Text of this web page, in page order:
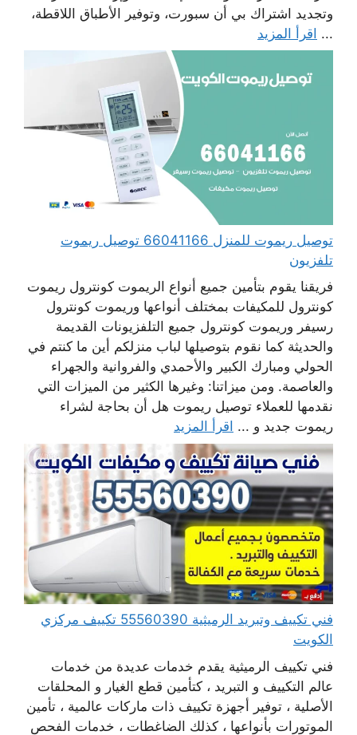
وتجديد اشتراك بي أن سبورت، وتوفير الأطباق اللاقطة،
... اقرأ المزيد
توصيل ريموت للمنزل 66041166 توصيل ريموت
تلفزيون
فريقنا يقوم بتأمين جميع أنواع الريموت كونترول ريموت
كونترول للمكيفات بمختلف أنواعها وريموت كونترول
رسيفر وريموت كونترول جميع التلفزيونات القديمة
والحديثة كما نقوم بتوصيلها لباب منزلكم أين ما كنتم في
الحولي ومبارك الكبير والأحمدي والفروانية والجهراء
والعاصمة. ومن ميزاتنا: وغيرها الكثير من الميزات التي
نقدمها للعملاء توصيل ريموت هل أن بحاجة لشراء
ريموت جديد و ... اقرأ المزيد
فني تكييف وتبريد الرميثية 55560390 تكييف مركزي
الكويت
فني تكييف الرميثية يقدم خدمات عديدة من خدمات
عالم التكييف و التبريد ، كتأمين قطع الغيار و المحلقات
الأصلية ، توفير أجهزة تكييف ذات ماركات عالمية ، تأمين
الموتورات بأنواعها ، كذلك الضاغطات ، خدمات الفحص